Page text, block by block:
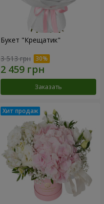
Букет "Крещатик"
3 513 грн
Заказать